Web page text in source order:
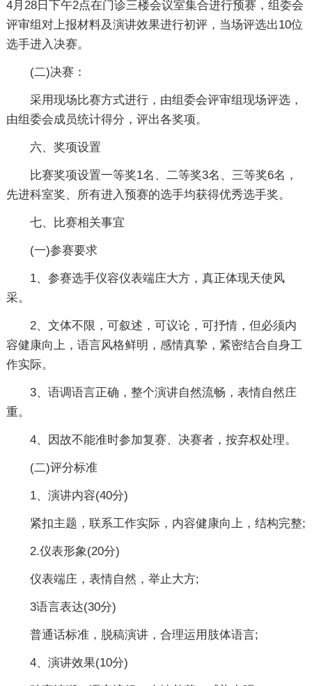
4月28日下午2点在门诊三楼会议室集合进行预赛，组委会
评审组对上报材料及演讲效果进行初评，当场评选出10位
选手进入决赛。
(二)决赛：
采用现场比赛方式进行，由组委会评审组现场评选，
由组委会成员统计得分，评出各奖项。
六、奖项设置
比赛奖项设置一等奖1名、二等奖3名、三等奖6名，
先进科室奖、所有进入预赛的选手均获得优秀选手奖。
七、比赛相关事宜
(一)参赛要求
1、参赛选手仪容仪表端庄大方，真正体现天使风
采。
2、文体不限，可叙述，可议论，可抒情，但必须内
容健康向上，语言风格鲜明，感情真挚，紧密结合自身工
作实际。
3、语调语言正确，整个演讲自然流畅，表情自然庄
重。
4、因故不能准时参加复赛、决赛者，按弃权处理。
(二)评分标准
1、演讲内容(40分)
紧扣主题，联系工作实际，内容健康向上，结构完整;
2.仪表形象(20分)
仪表端庄，表情自然，举止大方;
3语言表达(30分)
普通话标准，脱稿演讲，合理运用肢体语言;
4、演讲效果(10分)